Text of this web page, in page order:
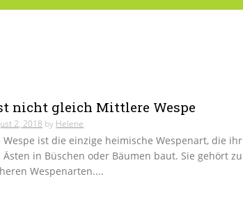
nicht gleich Mittlere Wespe
2, 2018 by Helene
ist die einzige heimische Wespenart, die ihr
in Büschen oder Bäumen baut. Sie gehört zu
Wespenarten....